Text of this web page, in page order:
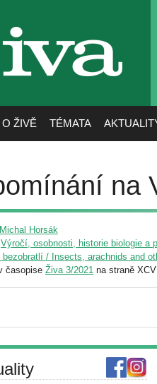
živa
O ŽIVĚ TÉMATA
na
Michal Horsák
Výročí, osobnosti, historie biologie a
/ Insects, arachnids and
časopise Živa 3/2021 na straně XCVII